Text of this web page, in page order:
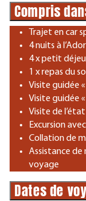
Compris
Trajet en car
4 nuits à
4 x petit
1 x repas du
Visite guidée
Visite guidée
Visite de
Excursion
Collation de
Assistance
voyage
Dates de